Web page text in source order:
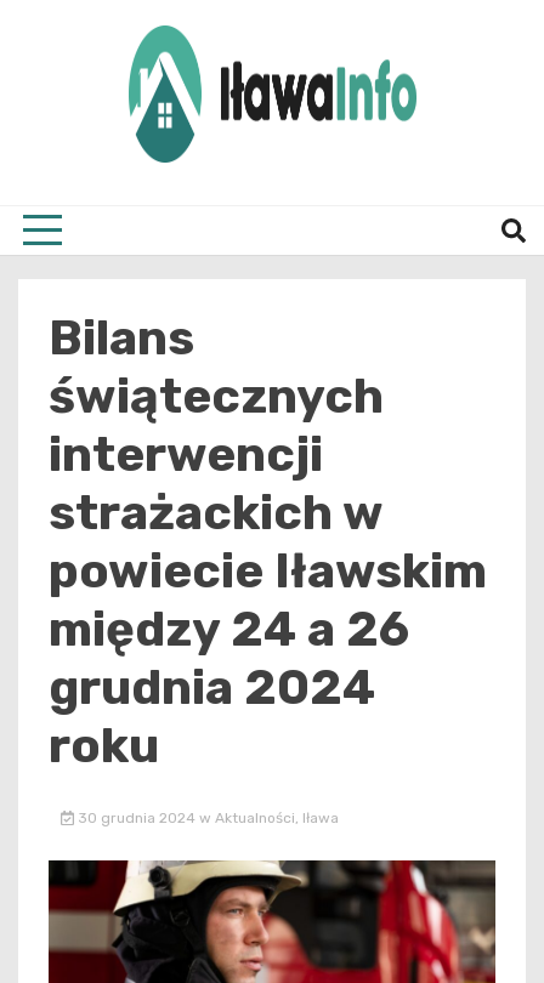
Bilans
świątecznych
interwencji
strażackich w
powiecie Iławskim
między 24 a 26
grudnia 2024
roku
30 grudnia 2024 w Aktualności, Iława